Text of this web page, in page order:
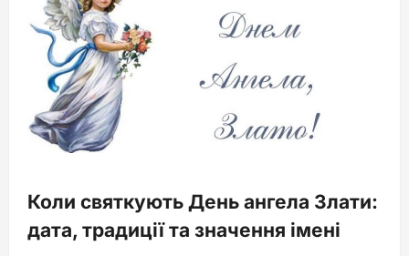
Коли святкують День ангела Злати:
дата, традиції та значення імені